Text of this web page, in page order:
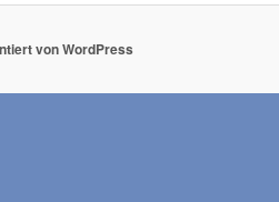
von WordPress